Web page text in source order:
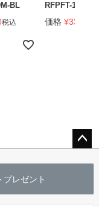
BL
税込
RFPFT-
価格 ¥33,440
へ
プレゼント